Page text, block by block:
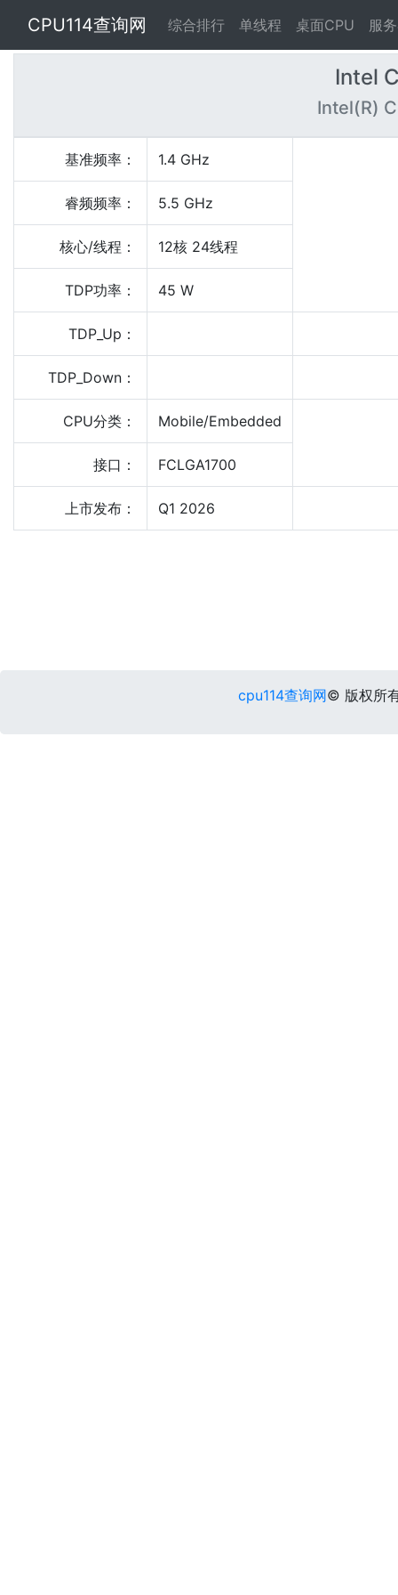
CPU114查询网 综合排行 单线程 桌面CPU 服
Intel
Intel(R)
基准频率： 1.4 GHz
睿频频率： 5.5 GHz
核心/线程： 12核 24线程
TDP功率： 45 W
TDP_Up：
TDP_Down：
CPU分类： Mobile/Embedded
接口： FCLGA1700
上市发布： Q1 2026
cpu114查询网© 版权所